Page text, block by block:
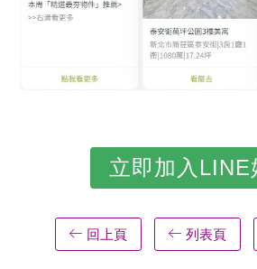
立即加入LINE
回上頁 列表頁